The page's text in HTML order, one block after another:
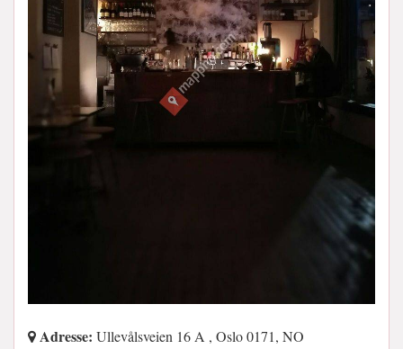
Adresse: Ullevålsveien 16 A , Oslo 0171, NO